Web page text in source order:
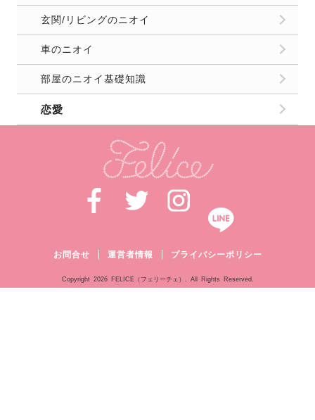
玄関/リビングのニオイ
車のニオイ
部屋のニオイ基礎知識
恋愛
お問合せ 運営者情報 プライバシーポリシー
Copyright 2026 FELICE（フェリーチェ）. All Rights Reserved.